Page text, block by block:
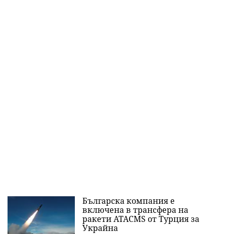
Българска компания е
включена в трансфера на
ракети ATACMS от Турция за
Украйна